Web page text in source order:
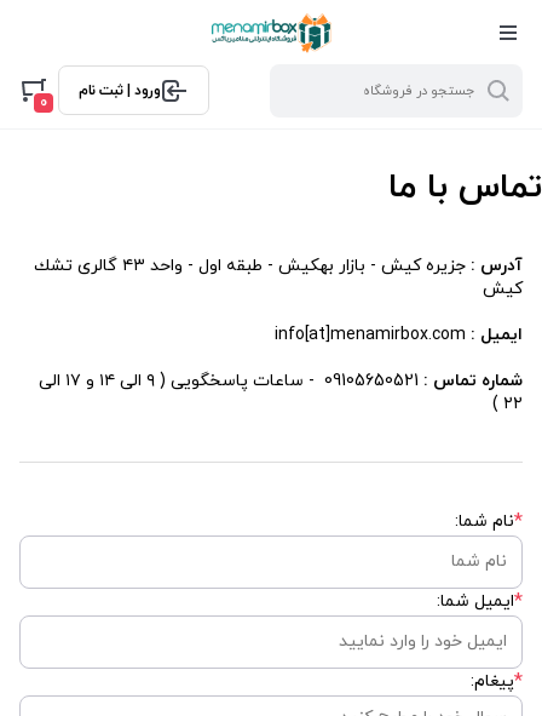
ورود | ثبت نام
0
تماس با ما
آدرس :
جزيره كيش - بازار بهكيش - طبقه اول - واحد ٤٣ گالرى تشك
كيش
ایمیل :
شماره تماس : 09105650521
- ساعات پاسخگویی ( ۹ الی ۱۴ و ۱۷ الی
۲۲ )
*نام شما:
*ایمیل شما:
*پیغام: